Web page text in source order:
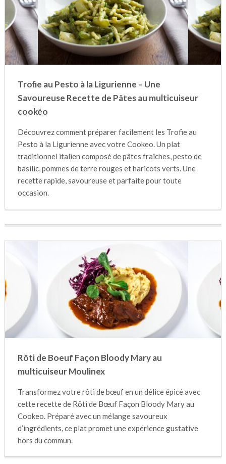
Trofie au Pesto à la Ligurienne – Une
Savoureuse Recette de Pâtes au multicuiseur
cookéo
Découvrez comment préparer facilement les Trofie au
Pesto à la Ligurienne avec votre Cookeo. Un plat
traditionnel italien composé de pâtes fraîches, pesto de
basilic, pommes de terre rouges et haricots verts. Une
recette rapide, savoureuse et parfaite pour toute
occasion.
Rôti de Boeuf Façon Bloody Mary au
multicuiseur Moulinex
Transformez votre rôti de bœuf en un délice épicé avec
cette recette de Rôti de Bœuf Façon Bloody Mary au
Cookeo. Préparé avec un mélange savoureux
d’ingrédients, ce plat promet une expérience gustative
hors du commun.